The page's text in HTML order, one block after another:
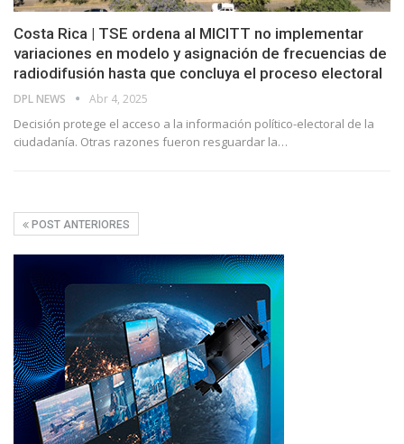
Costa Rica | TSE ordena al MICITT no implementar
variaciones en modelo y asignación de frecuencias de
radiodifusión hasta que concluya el proceso electoral
DPL NEWS Abr 4, 2025
Decisión protege el acceso a la información político-electoral de la
ciudadanía. Otras razones fueron resguardar la…
POST ANTERIORES